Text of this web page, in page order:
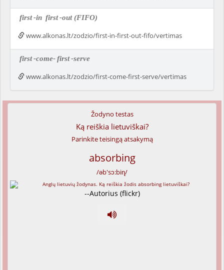
first-in first-out (FIFO)
www.alkonas.lt/zodzio/first-in-first-out-fifo/vertimas
first-come-first-serve
www.alkonas.lt/zodzio/first-come-first-serve/vertimas
Žodyno testas
Ką reiškia lietuviškai?
Parinkite teisingą atsakymą
absorbing
/əb'sɔ:biɳ/
--Autorius (flickr)